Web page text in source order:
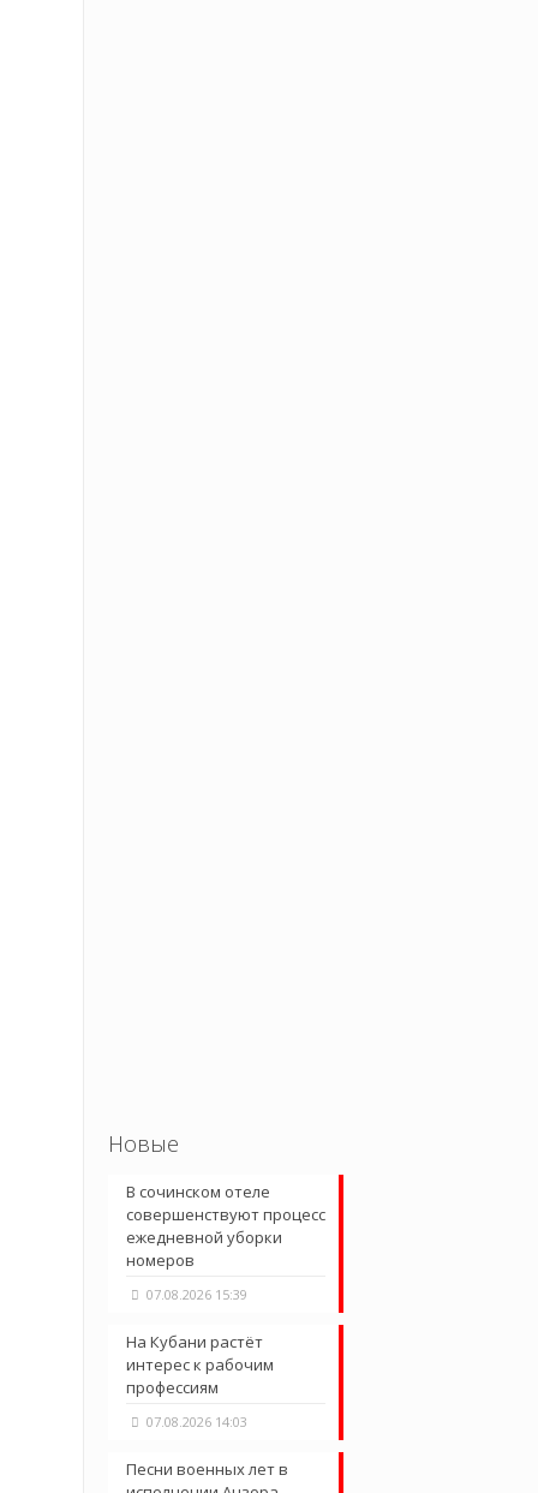
Новые
В сочинском отеле
совершенствуют процесс
ежедневной уборки
номеров
07.08.2026 15:39
На Кубани растёт
интерес к рабочим
профессиям
07.08.2026 14:03
Песни военных лет в